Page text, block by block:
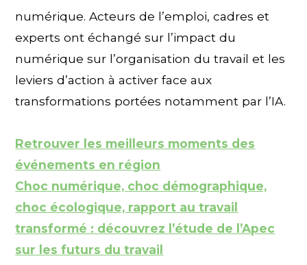
numérique. Acteurs de l’emploi, cadres et
experts ont échangé sur l’impact du
numérique sur l’organisation du travail et les
leviers d’action à activer face aux
transformations portées notamment par l’IA.
Retrouver les meilleurs moments des
événements en région
Choc numérique, choc démographique,
choc écologique, rapport au travail
transformé : découvrez l’étude de l’Apec
sur les futurs du travail